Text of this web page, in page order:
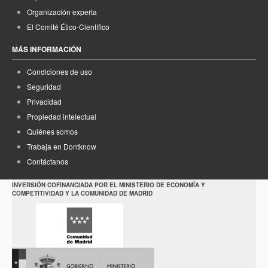
Organización experta
El Comité Ético-Científico
MÁS INFORMACIÓN
Condiciones de uso
Seguridad
Privacidad
Propiedad intelectual
Quiénes somos
Trabaja en Dontknow
Contáctanos
INVERSIÓN COFINANCIADA POR EL MINISTERIO DE ECONOMÍA Y
COMPETITIVIDAD Y LA COMUNIDAD DE MADRID